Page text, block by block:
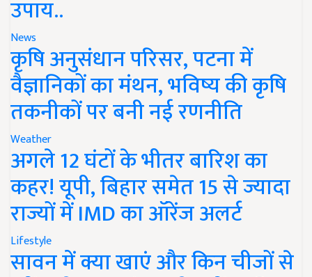
उपाय..
News
कृषि अनुसंधान परिसर, पटना में
वैज्ञानिकों का मंथन, भविष्य की कृषि
तकनीकों पर बनी नई रणनीति
Weather
अगले 12 घंटों के भीतर बारिश का
कहर! यूपी, बिहार समेत 15 से ज्यादा
राज्यों में IMD का ऑरेंज अलर्ट
Lifestyle
सावन में क्या खाएं और किन चीजों से